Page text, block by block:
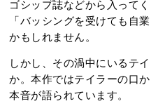
ゴシップ誌などから入って
「バッシングを受けても自
かもしれません。
しかし、その渦中にいるテ
か。本作ではテイラーの口
本音が語られています。